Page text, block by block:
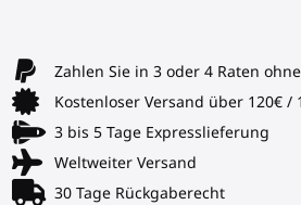
Zahlen Sie in 3 oder 4 Raten
Kostenloser Versand über 120€ /
3 bis 5 Tage Expresslieferung
Weltweiter Versand
30 Tage Rückgaberecht